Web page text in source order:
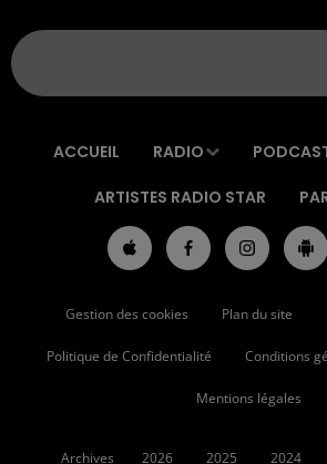
ACCUEIL RADIO
ARTISTES RADIO STAR
Gestion des cookies Plan du site
Politique de Confidentialité Conditions
Mentions légales
Archives 2026 2025 2024